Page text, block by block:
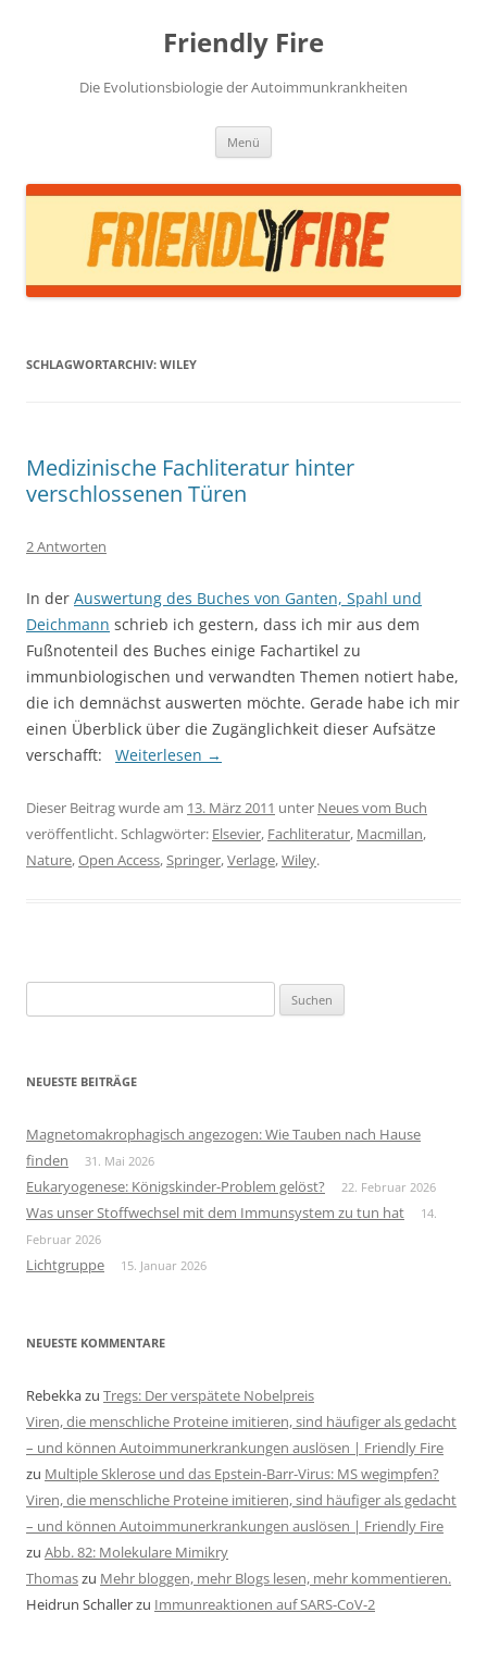
Friendly Fire
Die Evolutionsbiologie der Autoimmunkrankheiten
Menü
SCHLAGWORTARCHIV: WILEY
Medizinische Fachliteratur hinter
verschlossenen Türen
2 Antworten
In der Auswertung des Buches von Ganten, Spahl und
Deichmann schrieb ich gestern, dass ich mir aus dem
Fußnotenteil des Buches einige Fachartikel zu
immunbiologischen und verwandten Themen notiert habe,
die ich demnächst auswerten möchte. Gerade habe ich mir
einen Überblick über die Zugänglichkeit dieser Aufsätze
verschafft: Weiterlesen →
Dieser Beitrag wurde am 13. März 2011 unter Neues vom Buch
veröffentlicht. Schlagwörter: Elsevier, Fachliteratur, Macmillan,
Nature,Open Access,Springer,Verlage,Wiley.
nach:
NEUESTE BEITRÄGE
Magnetomakrophagisch angezogen: Wie Tauben nach Hause
finden
31. Mai 2026
Eukaryogenese: Königskinder-Problem gelöst? 22. Februar 2026
Was unser Stoffwechsel mit dem Immunsystem zu tun hat
14.
Februar 2026
Lichtgruppe 15. Januar 2026
NEUESTE KOMMENTARE
Rebekkazu Tregs: Der verspätete Nobelpreis
Viren, die menschliche Proteine imitieren, sind häufiger als gedacht
– und können Autoimmunerkrankungen auslösen | Friendly Fire
zu Multiple Sklerose und das Epstein-Barr-Virus: MS wegimpfen?
Viren, die menschliche Proteine imitieren, sind häufiger als gedacht
– und können Autoimmunerkrankungen auslösen | Friendly Fire
zu Abb. 82: Molekulare Mimikry
Thomaszu Mehr bloggen, mehr Blogs lesen, mehr kommentieren.
Heidrun Schallerzu Immunreaktionen auf SARS-CoV-2